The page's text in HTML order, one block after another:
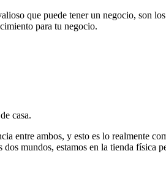
que puede tener un negocio, son
para tu negocio.
casa.
entre ambos, y esto es lo realmente
mundos, estamos en la tienda física